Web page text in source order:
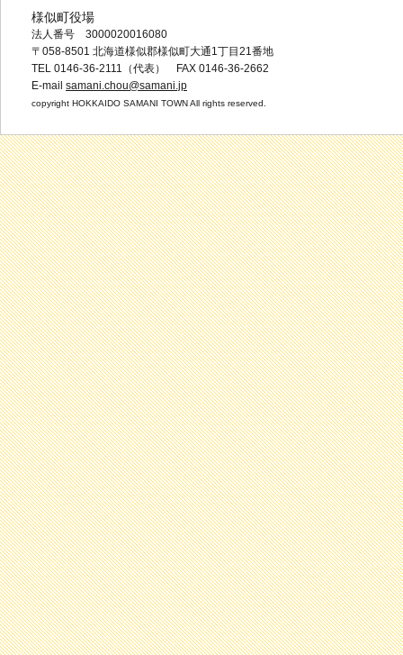
様似町役場
法人番号 3000020016080
〒058-8501 北海道様似郡様似町大通1丁目21番地
TEL 0146-36-2111（代表） FAX 0146-36-2662
E-mail samani.chou@samani.jp
copyright HOKKAIDO SAMANI TOWN All rights reserved.